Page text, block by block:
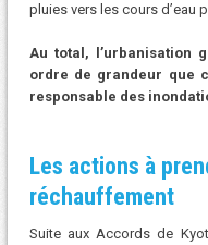
pluies vers les cours d’eau
Au total, l’urbanisation
ordre de grandeur que
responsable des
Les actions à
réchauffement
Suite aux Accords de